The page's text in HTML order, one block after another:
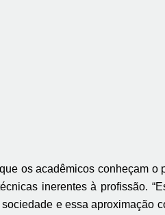
os acadêmicos conheçam
inerentes à profissão.
e essa aproximação